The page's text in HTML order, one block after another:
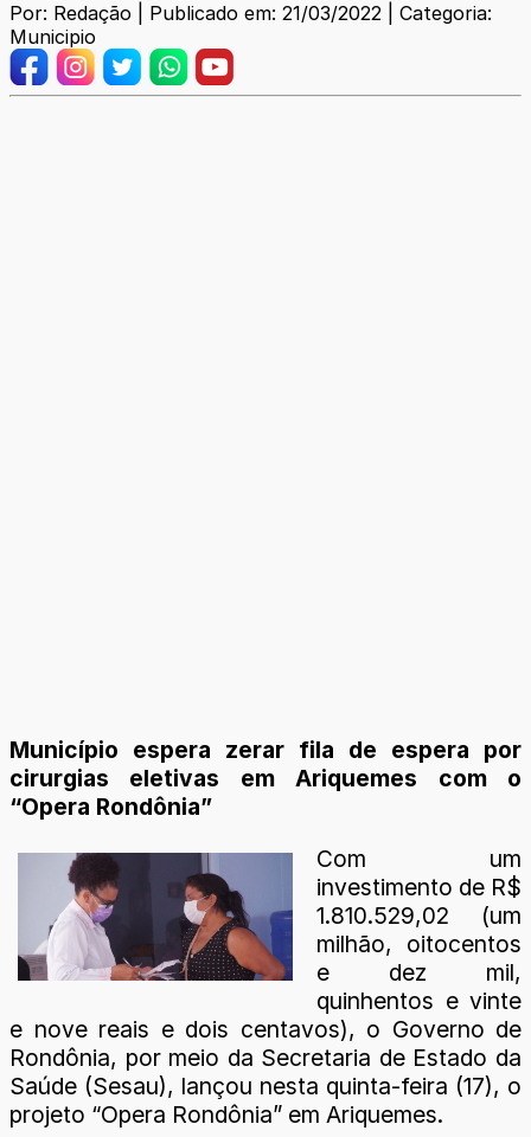
Por: Redação | Publicado em: 21/03/2022 | Categoria:
Municipio
Município espera zerar fila de espera por
cirurgias eletivas em Ariquemes com o
“Opera Rondônia”
Com um
investimento de R$
1.810.529,02 (um
milhão, oitocentos
e dez mil,
quinhentos e vinte
e nove reais e dois centavos), o Governo de
Rondônia, por meio da Secretaria de Estado da
Saúde (Sesau), lançou nesta quinta-feira (17), o
projeto “Opera Rondônia” em Ariquemes.